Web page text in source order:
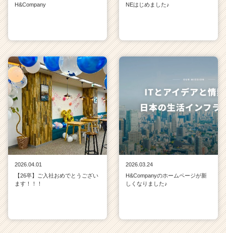
H&Company
NEはじめました♪
2026.04.01
【26卒】ご入社おめでとうござい
ます！！！
2026.03.24
H&Companyのホームページが新
しくなりました♪